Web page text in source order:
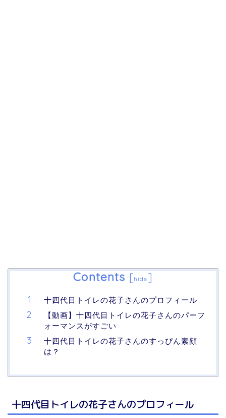
Contents [hide ]
十四代目トイレの花子さんのプロフィール
【動画】十四代目トイレの花子さんのパーフ
ォーマンスがすごい
十四代目トイレの花子さんのすっぴん素顔
は？
十四代目トイレの花子さんのプロフィール